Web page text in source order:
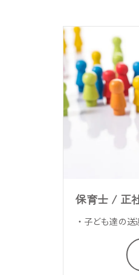
保育士 / 正